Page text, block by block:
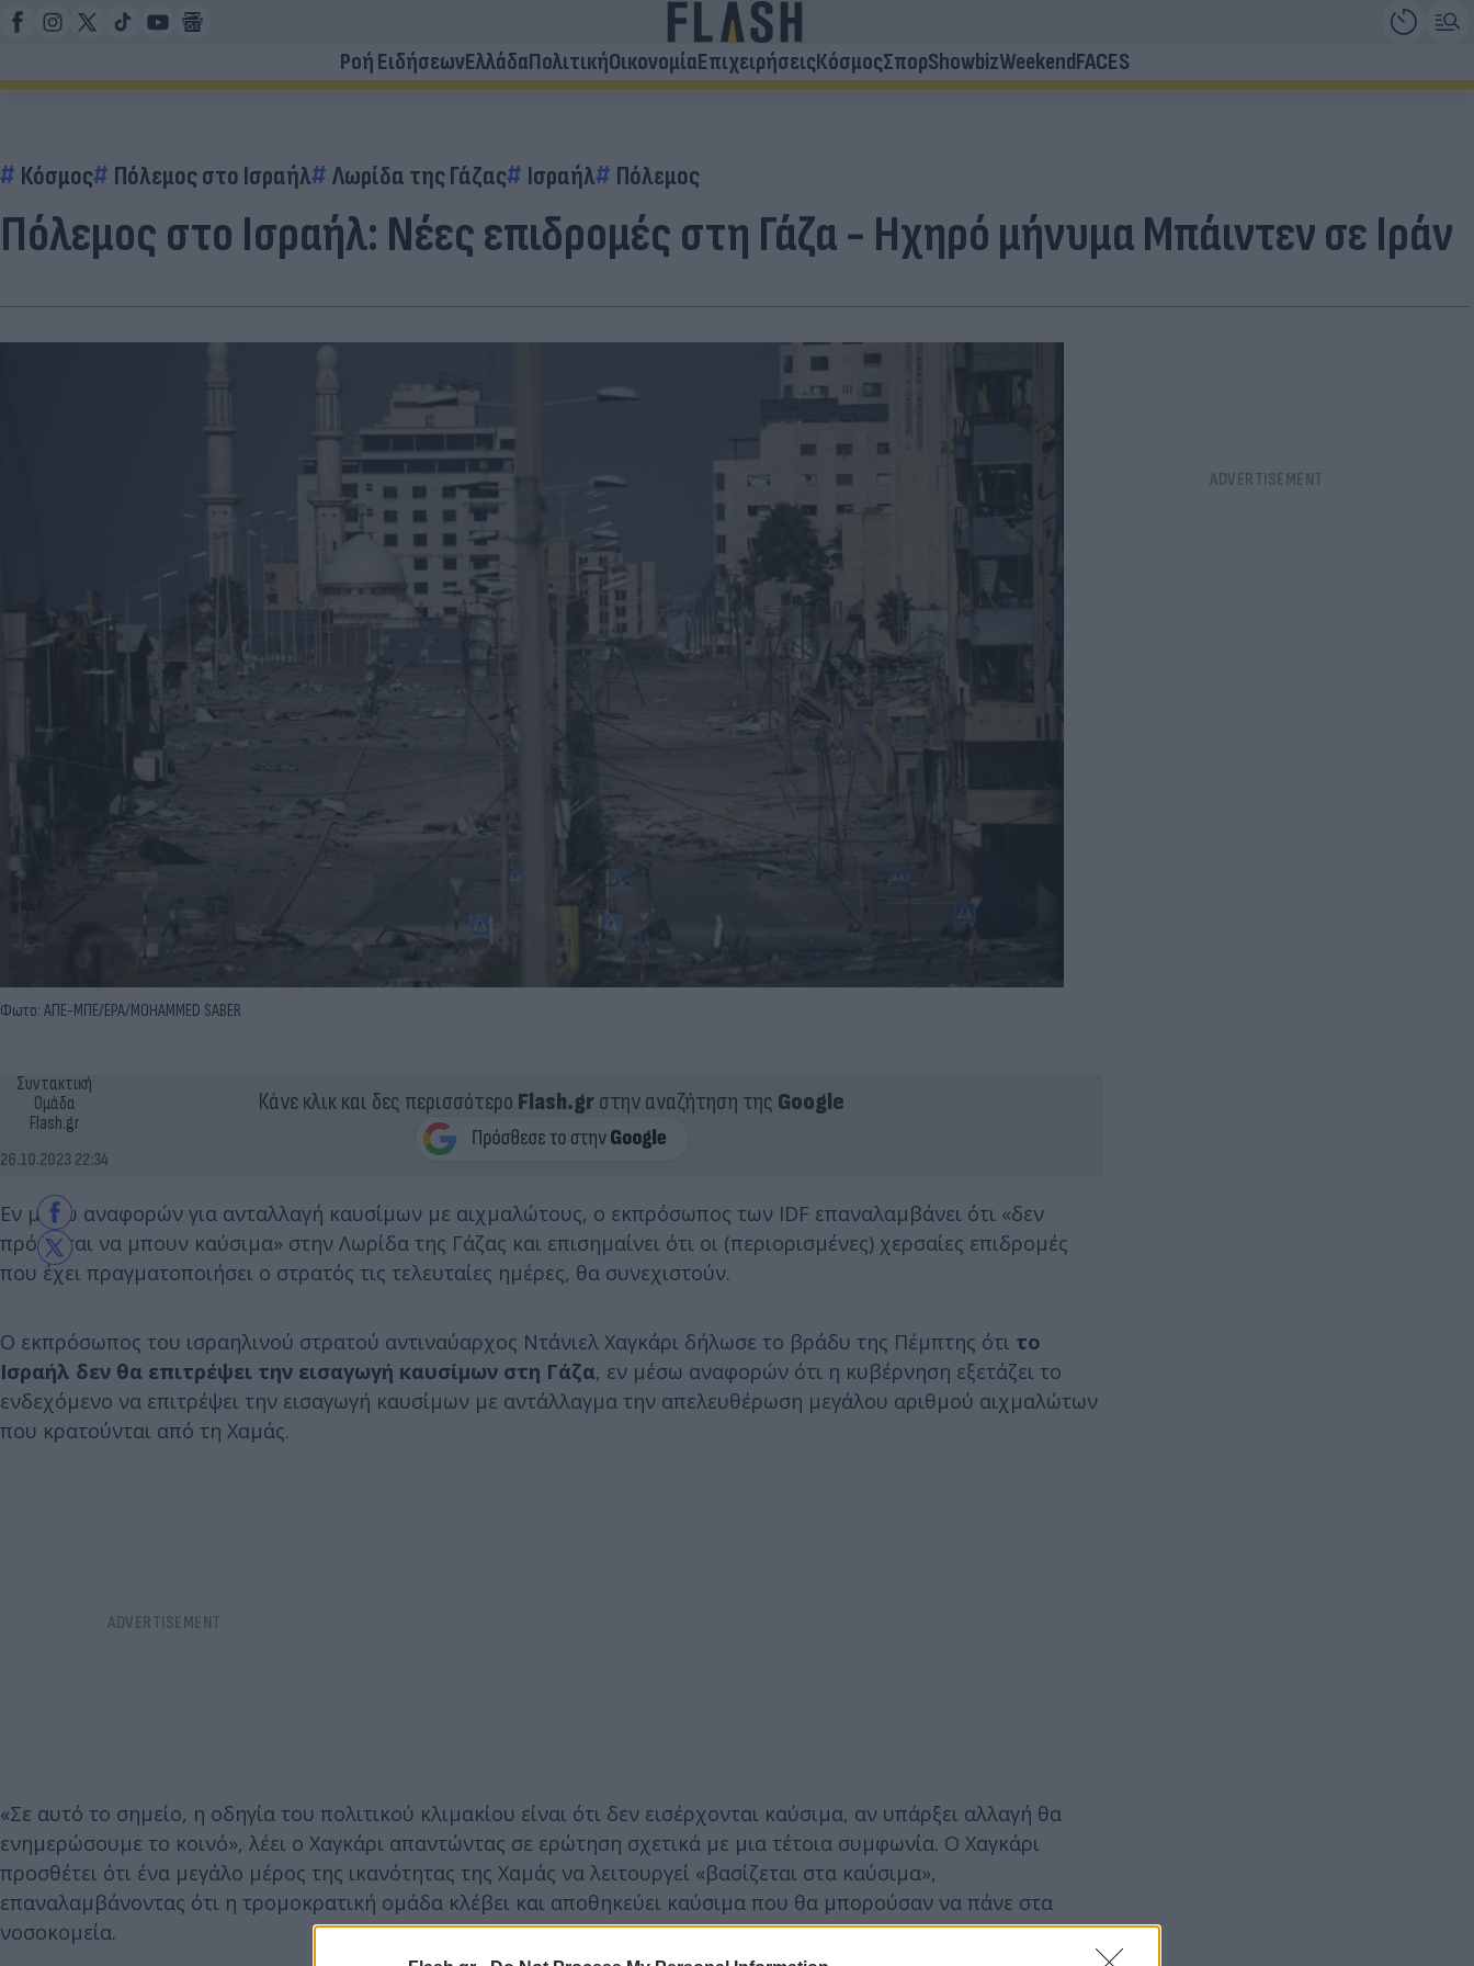
Ροή ΕιδήσεωνΕλλάδαΠολιτικήΟικονομίαΕπιχειρήσειςΚόσμοςΣπορShowbizWeekendFACES
Κόσμος Πόλεμος στο Ισραήλ Λωρίδα της Γάζας Ισραήλ Πόλεμος
Πόλεμος στο Ισραήλ: Νέες επιδρομές στη Γάζα - Ηχηρό μήνυμα Μπάιντεν σε Ιράν
Φωτο: ΑΠΕ-ΜΠΕ/EPA/MOHAMMED SABER
Συντακτική
Ομάδα
Flash.gr
26.10.2023 22:34
Κάνε κλικ και δες περισσότερο Flash.grστην αναζήτηση της Google
Εν μέσω αναφορών για ανταλλαγή καυσίμων με αιχμαλώτους, ο εκπρόσωπος των IDF επαναλαμβάνει ότι «δεν
πρόκειται να μπουν καύσιμα» στην Λωρίδα της Γάζας και επισημαίνει ότι οι (περιορισμένες) χερσαίες επιδρομές
που έχει πραγματοποιήσει ο στρατός τις τελευταίες ημέρες, θα συνεχιστούν.
Ο εκπρόσωπος του ισραηλινού στρατού αντιναύαρχος Ντάνιελ Χαγκάρι δήλωσε το βράδυ της Πέμπτης ότι το
Ισραήλ δεν θα επιτρέψει την εισαγωγή καυσίμων στη Γάζα, εν μέσω αναφορών ότι η κυβέρνηση εξετάζει το
ενδεχόμενο να επιτρέψει την εισαγωγή καυσίμων με αντάλλαγμα την απελευθέρωση μεγάλου αριθμού αιχμαλώτων
που κρατούνται από τη Χαμάς.
«Σε αυτό το σημείο, η οδηγία του πολιτικού κλιμακίου είναι ότι δεν εισέρχονται καύσιμα, αν υπάρξει αλλαγή θα
ενημερώσουμε το κοινό», λέει ο Χαγκάρι απαντώντας σε ερώτηση σχετικά με μια τέτοια συμφωνία. Ο Χαγκάρι
προσθέτει ότι ένα μεγάλο μέρος της ικανότητας της Χαμάς να λειτουργεί «βασίζεται στα καύσιμα»,
επαναλαμβάνοντας ότι η τρομοκρατική ομάδα κλέβει και αποθηκεύει καύσιμα που θα μπορούσαν να πάνε στα
νοσοκομεία.